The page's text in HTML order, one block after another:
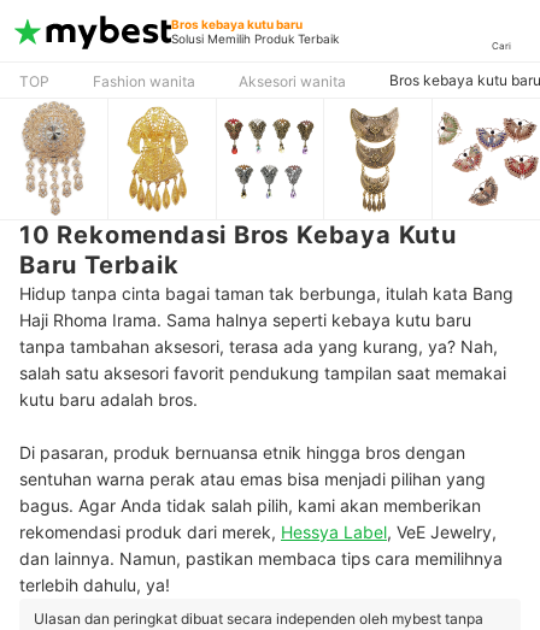
Bros kebaya kutu baru
Solusi Memilih Produk Terbaik
Cari
TOP Fashion wanita Aksesori wanita Bros kebaya kutu baru
10 Rekomendasi Bros Kebaya Kutu
Baru Terbaik
Hidup tanpa cinta bagai taman tak berbunga, itulah kata Bang
Haji Rhoma Irama. Sama halnya seperti kebaya kutu baru
tanpa tambahan aksesori, terasa ada yang kurang, ya? Nah,
salah satu aksesori favorit pendukung tampilan saat memakai
kutu baru adalah bros.
Di pasaran, produk bernuansa etnik hingga bros dengan
sentuhan warna perak atau emas bisa menjadi pilihan yang
bagus. Agar Anda tidak salah pilih, kami akan memberikan
rekomendasi produk dari merek, Hessya Label, VeE Jewelry,
dan lainnya. Namun, pastikan membaca tips cara memilihnya
terlebih dahulu, ya!
Ulasan dan peringkat dibuat secara independen oleh mybest tanpa